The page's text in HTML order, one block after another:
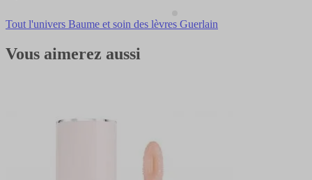
Tout l'univers Baume et soin des lèvres Guerlain
Vous aimerez aussi